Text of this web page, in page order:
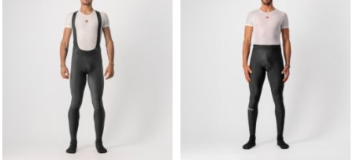
Sitzpolster für mehr Komfort auf
langen Etappen.